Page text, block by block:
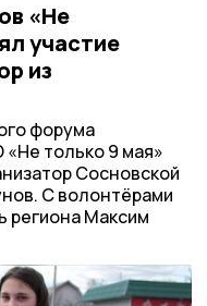
«Не
участие
из
форума
только 9 мая»
Сосновской
С волонтёрами
региона Максим